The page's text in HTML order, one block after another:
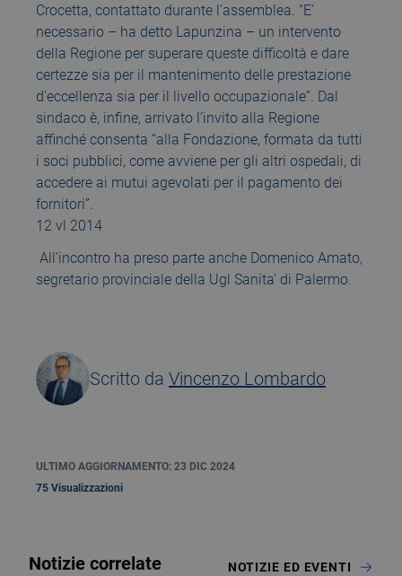
Crocetta, contattato durante l’assemblea. “E’
necessario – ha detto Lapunzina – un intervento
della Regione per superare queste difficoltà e dare
certezze sia per il mantenimento delle prestazione
d’eccellenza sia per il livello occupazionale”. Dal
sindaco è, infine, arrivato l’invito alla Regione
affinché consenta “alla Fondazione, formata da tutti
i soci pubblici, come avviene per gli altri ospedali, di
accedere ai mutui agevolati per il pagamento dei
fornitori”.
12 vl 2014
All’incontro ha preso parte anche Domenico Amato,
segretario provinciale della Ugl Sanita’ di Palermo.
Scritto da Vincenzo Lombardo
ULTIMO AGGIORNAMENTO: 23 DIC 2024
75 Visualizzazioni
Notizie correlate NOTIZIE ED EVENTI